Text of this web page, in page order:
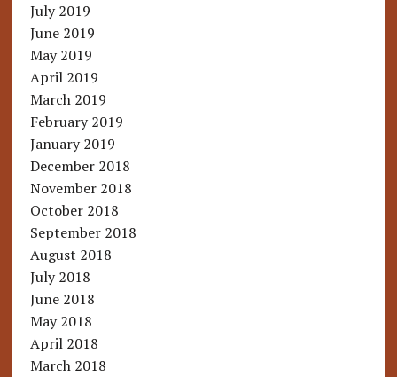
July 2019
June 2019
May 2019
April 2019
March 2019
February 2019
January 2019
December 2018
November 2018
October 2018
September 2018
August 2018
July 2018
June 2018
May 2018
April 2018
March 2018